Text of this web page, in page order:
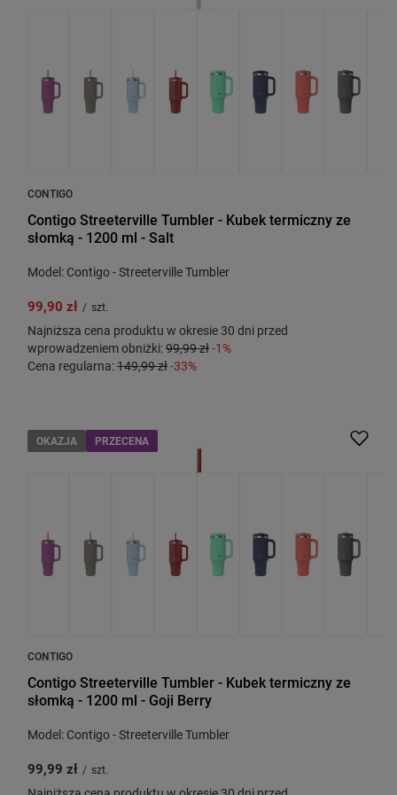
CONTIGO
Contigo Streeterville Tumbler - Kubek termiczny ze
słomką - 1200 ml - Salt
Model: Contigo - Streeterville Tumbler
99,90 zł / szt.
Najniższa cena produktu w okresie 30 dni przed
wprowadzeniem obniżki:99,99 zł-1%
Cena regularna:149,99 zł-33%
OKAZJA PRZECENA
CONTIGO
Contigo Streeterville Tumbler - Kubek termiczny ze
słomką - 1200 ml - Goji Berry
Model: Contigo - Streeterville Tumbler
99,99 zł / szt.